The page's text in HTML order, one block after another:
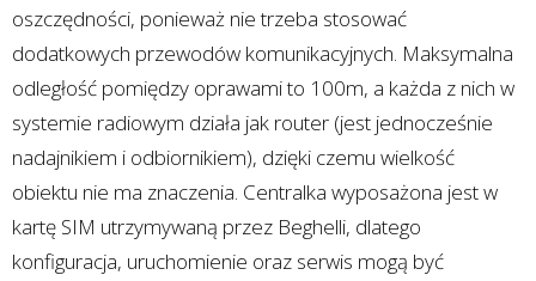
oszczędności, ponieważ nie trzeba stosować
dodatkowych przewodów komunikacyjnych. Maksymalna
odległość pomiędzy oprawami to 100m, a każda z nich w
systemie radiowym działa jak router (jest jednocześnie
nadajnikiem i odbiornikiem), dzięki czemu wielkość
obiektu nie ma znaczenia. Centralka wyposażona jest w
kartę SIM utrzymywaną przez Beghelli, dlatego
konfiguracja, uruchomienie oraz serwis mogą być